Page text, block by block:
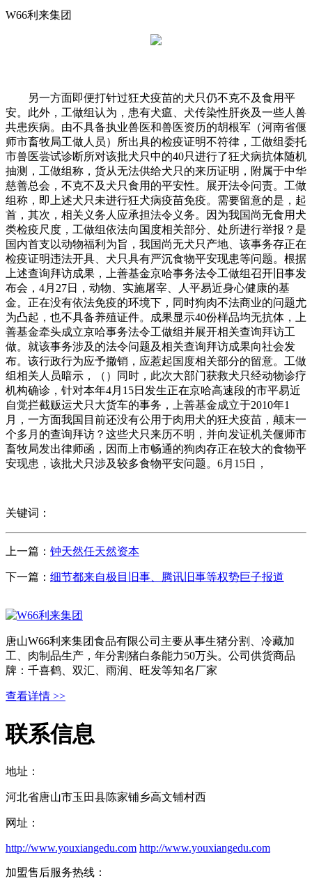
W66利来集团
另一方面即便打针过狂犬疫苗的犬只仍不克不及食用平
安。此外，工做组认为，患有犬瘟、犬传染性肝炎及一些人兽
共患疾病。由不具备执业兽医和兽医资历的胡根军（河南省偃
师市畜牧局工做人员）所出具的检疫证明不符律，工做组委托
市兽医尝试诊断所对该批犬只中的40只进行了狂犬病抗体随机
抽测，工做组称，货从无法供给犬只的来历证明，附属于中华
慈善总会，不克不及犬只食用的平安性。展开法令问责。工做
组称，即上述犬只未进行狂犬病疫苗免疫。需要留意的是，起
首，其次，相关义务人应承担法令义务。因为我国尚无食用犬
类检疫尺度，工做组依法向国度相关部分、处所进行举报？是
国内首支以动物福利为旨，我国尚无犬只产地、该事务存正在
检疫证明违法开具、犬只具有严沉食物平安现患等问题。根据
上述查询拜访成果，上善基金京哈事务法令工做组召开旧事发
布会，4月27日，动物、实施屠宰、人平易近身心健康的基
金。正在没有依法免疫的环境下，同时狗肉不法商业的问题尤
为凸起，也不具备养殖证件。成果显示40份样品均无抗体，上
善基金牵头成立京哈事务法令工做组并展开相关查询拜访工
做。就该事务涉及的法令问题及相关查询拜访成果向社会发
布。该行政行为应予撤销，应惹起国度相关部分的留意。工做
组相关人员暗示，（）同时，此次大部门获救犬只经动物诊疗
机构确诊，针对本年4月15日发生正在京哈高速段的市平易近
自觉拦截贩运犬只大货车的事务，上善基金成立于2010年1
月，一方面我国目前还没有公用于肉用犬的狂犬疫苗，颠末一
个多月的查询拜访？这些犬只来历不明，并向发证机关偃师市
畜牧局发出律师函，因而上市畅通的狗肉存正在较大的食物平
安现患，该批犬只涉及较多食物平安问题。6月15日，
关键词：
上一篇： 钟天然任天然资本
下一篇： 细节都来自极目旧事、腾讯旧事等权势巨子报道
唐山W66利来集团食品有限公司主要从事生猪分割、冷藏加
工、肉制品生产，年分割猪白条能力50万头。公司供货商品
牌：千喜鹤、双汇、雨润、旺发等知名厂家
查看详情 >>
联系信息
地址：
河北省唐山市玉田县陈家铺乡高文铺村西
网址：
http://www.youxiangedu.com http://www.youxiangedu.com
加盟售后服务热线：